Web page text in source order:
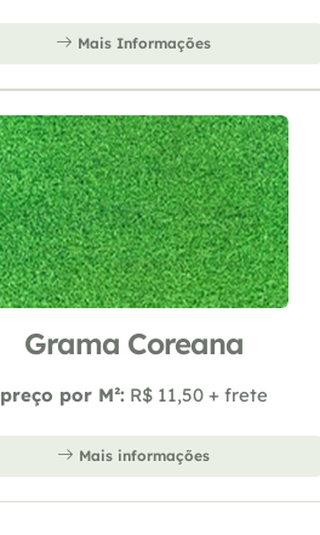
Mais Informações
Grama Coreana
preço por M²: R$ 11,50 + frete
Mais informações